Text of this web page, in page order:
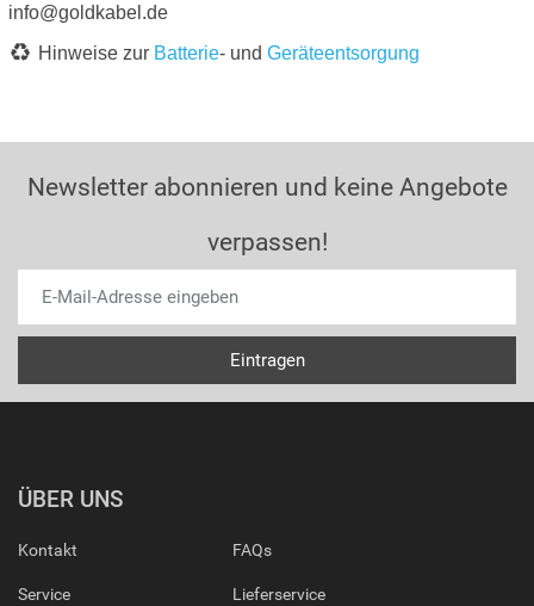
info@goldkabel.de
Hinweise zur Batterie- und Geräteentsorgung
Newsletter abonnieren und keine Angebote
verpassen!
ÜBER UNS
Kontakt
Service
FAQs
Lieferservice